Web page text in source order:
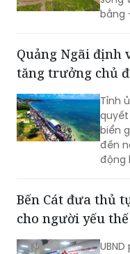
bằng
Quảng Ngãi định
tăng trưởng chủ
Tỉnh
biển
đến
động
Bến Cát đưa thủ
cho người yếu thế